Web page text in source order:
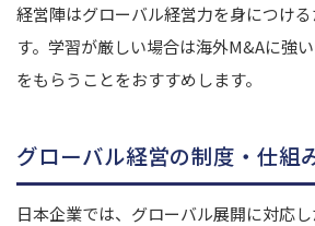
経営陣はグローバル経営力を身につけ
す。学習が厳しい場合は海外M&Aに強
をもらうことをおすすめします。
グローバル経営の制度・仕組
日本企業では、グローバル展開に対応